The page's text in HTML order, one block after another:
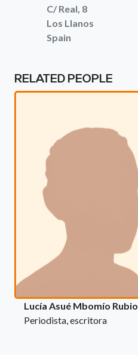
C/ Real, 8
Los Llanos
Spain
RELATED PEOPLE
Lucía Asué Mbomío Rubio
Periodista, escritora